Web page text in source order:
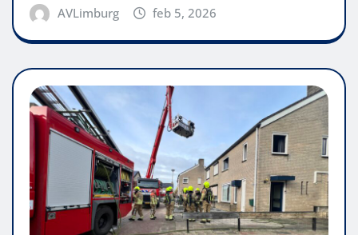
AVLimburg feb 5, 2026